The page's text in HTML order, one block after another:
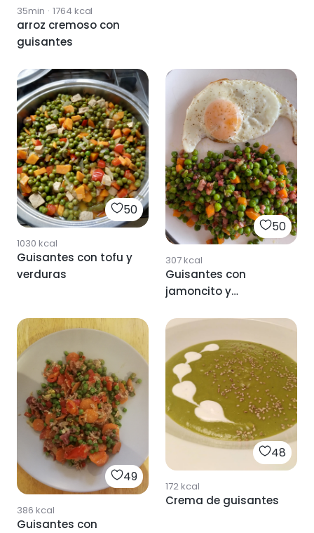
35min · 1764 kcal
arroz cremoso con
guisantes
50
1030 kcal
Guisantes con tofu y
verduras
50
307kcal
Guisantes con
jamoncito y
49
386 kcal
Guisantes con
48
172kcal
Crema de guisantes